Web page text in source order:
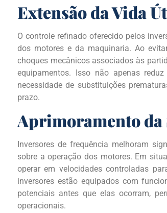
Extensão da Vida
O controle refinado oferecido pelos
dos motores e da maquinaria. Ao
choques mecânicos associados às
equipamentos. Isso não apenas
necessidade de substituições
prazo.
Aprimoramento da
Inversores de frequência melhoram
sobre a operação dos motores. Em
operar em velocidades controladas
inversores estão equipados com
potenciais antes que elas ocorram,
operacionais.